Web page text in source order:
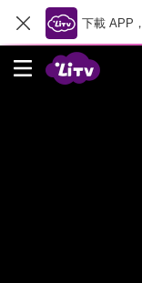
下載 APP